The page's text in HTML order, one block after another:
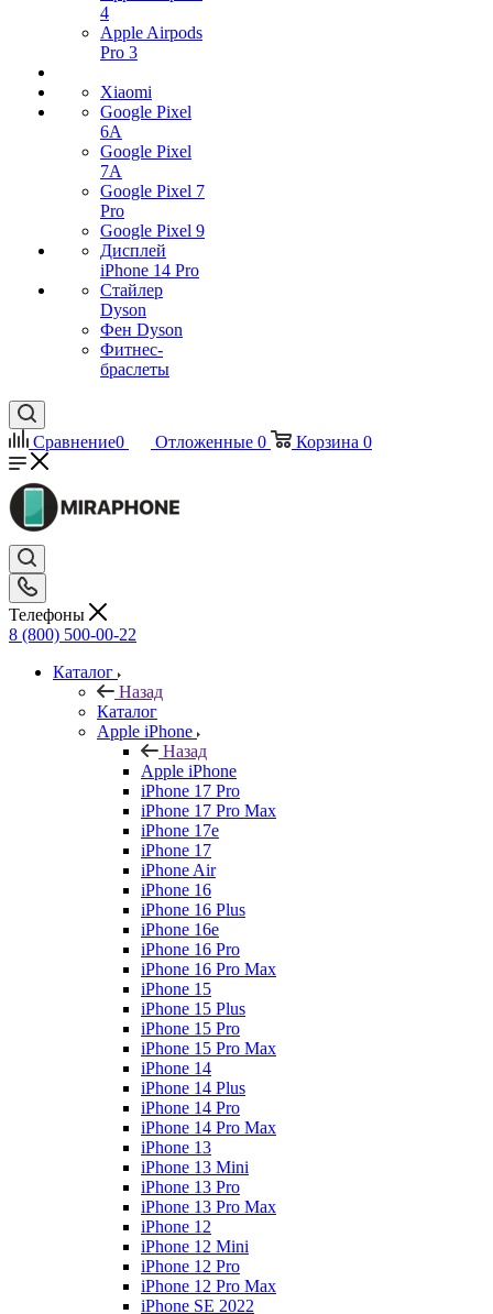
4
Apple Airpods
Pro 3
Xiaomi
Google Pixel
6A
Google Pixel
7А
Google Pixel 7
Pro
Google Pixel 9
Дисплей
iPhone 14 Pro
Стайлер
Dyson
Фен Dyson
Фитнес-
браслеты
Сравнение0 Отложенные 0 Корзина 0
Телефоны
8 (800) 500-00-22
Каталог
Назад
Каталог
Apple iPhone
Назад
Apple iPhone
iPhone 17 Pro
iPhone 17 Pro Max
iPhone 17e
iPhone 17
iPhone Air
iPhone 16
iPhone 16 Plus
iPhone 16e
iPhone 16 Pro
iPhone 16 Pro Max
iPhone 15
iPhone 15 Plus
iPhone 15 Pro
iPhone 15 Pro Max
iPhone 14
iPhone 14 Plus
iPhone 14 Pro
iPhone 14 Pro Max
iPhone 13
iPhone 13 Mini
iPhone 13 Pro
iPhone 13 Pro Max
iPhone 12
iPhone 12 Mini
iPhone 12 Pro
iPhone 12 Pro Max
iPhone SE 2022